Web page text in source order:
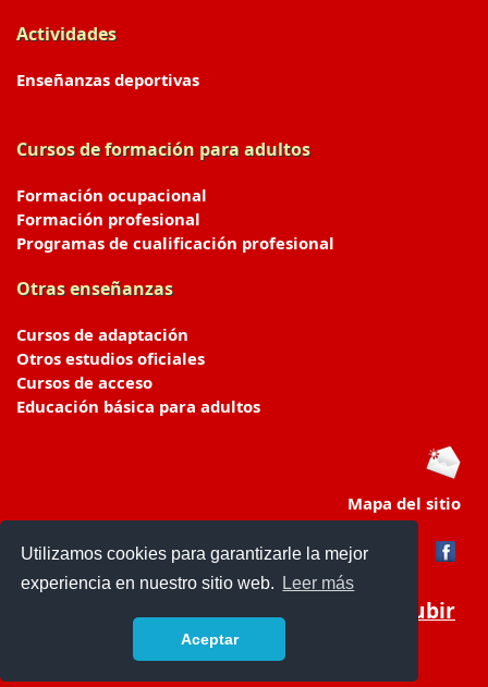
Utilizamos cookies para garantizarle la mejor
experiencia en nuestro sitio web.
Leer más
Aceptar
Actividades
Enseñanzas deportivas
Cursos de formación para adultos
Formación ocupacional
Formación profesional
Programas de cualificación profesional
Otras enseñanzas
Cursos de adaptación
Otros estudios oficiales
Cursos de acceso
Educación básica para adultos
Mapa del sitio
Subir